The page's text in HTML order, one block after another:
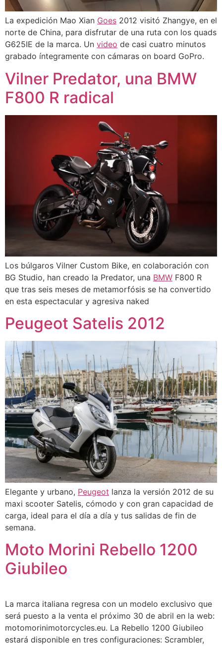
La expedición Mao Xian Goes 2012 visitó Zhangye, en el
norte de China, para disfrutar de una ruta con los quads
G625IE de la marca. Un video de casi cuatro minutos
grabado íntegramente con cámaras on board GoPro.
Vilner Predator, una BMW
F800 R radical
Los búlgaros Vilner Custom Bike, en colaboración con
BG Studio, han creado la Predator, una BMW F800 R
que tras seis meses de metamorfósis se ha convertido
en esta espectacular y agresiva naked
Peugeot Satelis 2012
Elegante y urbano, Peugeot lanza la versión 2012 de su
maxi scooter Satelis, cómodo y con gran capacidad de
carga, ideal para el día a día y tus salidas de fin de
semana.
Moto Morini Rebello 1200
Giubileo
La marca italiana regresa con un modelo exclusivo que
será puesto a la venta el próximo 30 de abril en la web:
motomorinimotorcycles.eu. La Rebello 1200 Giubileo
estará disponible en tres configuraciones: Scrambler,